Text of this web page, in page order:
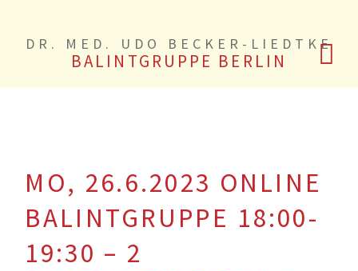
DR. MED. UDO BECKER-LIEDTKE
BALINTGRUPPE BERLIN
MO, 26.6.2023 ONLINE
BALINTGRUPPE 18:00-
19:30 – 2